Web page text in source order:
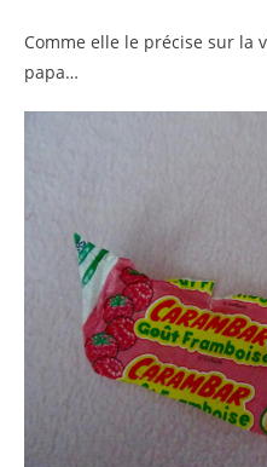
Comme elle le précise sur la
papa…